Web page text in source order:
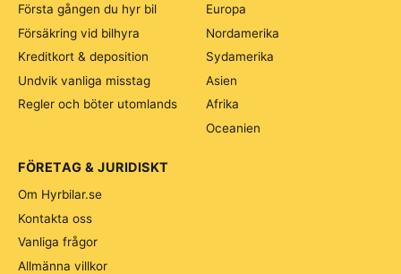
Europa
Nordamerika
Sydamerika
Asien
Afrika
Oceanien
Första gången du hyr bil
Försäkring vid bilhyra
Kreditkort & deposition
Undvik vanliga misstag
Regler och böter utomlands
FÖRETAG & JURIDISKT
Om Hyrbilar.se
Kontakta oss
Vanliga frågor
Allmänna villkor